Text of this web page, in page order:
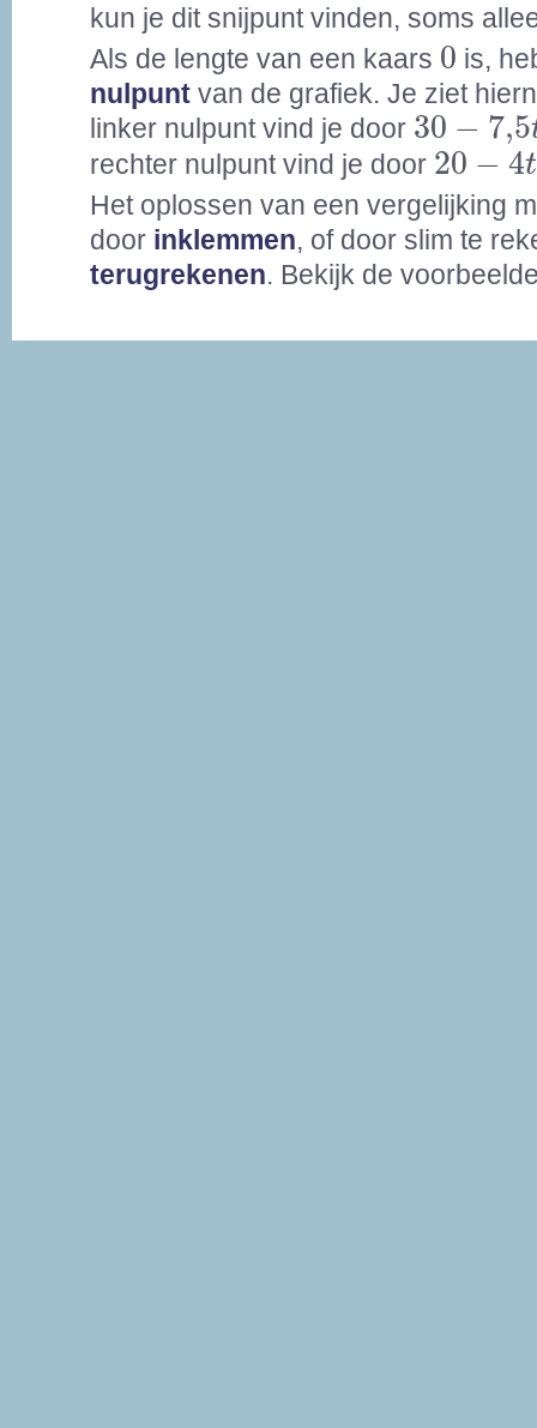
kun je dit snijpunt vinden, soms
Als de lengte van een kaars 0
0 is,
nulpunt van de grafiek. Je ziet
linker nulpunt vind je door 30 − 7,5
30-7,5t
rechter nulpunt vind je door 20 − 4t
20 4 t=
Het oplossen van een vergelijking
door inklemmen, of door slim te
terugrekenen. Bekijk de